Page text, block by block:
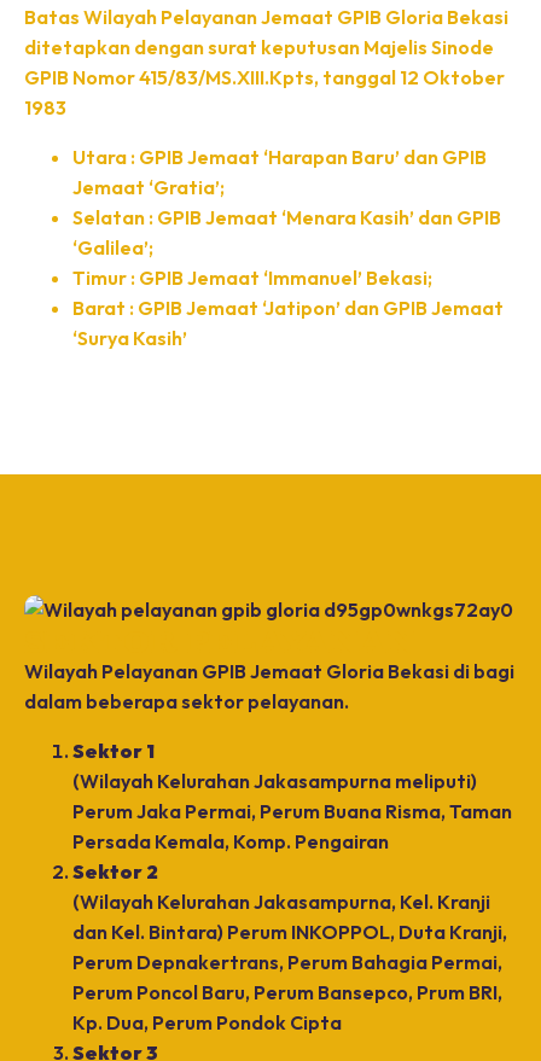
Batas Wilayah Pelayanan Jemaat GPIB Gloria Bekasi
ditetapkan dengan surat keputusan Majelis Sinode
GPIB Nomor 415/83/MS.XIII.Kpts, tanggal 12 Oktober
1983
Utara : GPIB Jemaat ‘Harapan Baru’ dan GPIB
Jemaat ‘Gratia’;
Selatan : GPIB Jemaat ‘Menara Kasih’ dan GPIB
‘Galilea’;
Timur : GPIB Jemaat ‘Immanuel’ Bekasi;
Barat : GPIB Jemaat ‘Jatipon’ dan GPIB Jemaat
‘Surya Kasih’
Wilayah Pelayanan GPIB Jemaat Gloria Bekasi di bagi
dalam beberapa sektor pelayanan.
Sektor 1
(Wilayah Kelurahan Jakasampurna meliputi)
Perum Jaka Permai, Perum Buana Risma, Taman
Persada Kemala, Komp. Pengairan
Sektor 2
(Wilayah Kelurahan Jakasampurna, Kel. Kranji
dan Kel. Bintara) Perum INKOPPOL, Duta Kranji,
Perum Depnakertrans, Perum Bahagia Permai,
Perum Poncol Baru, Perum Bansepco, Prum BRI,
Kp. Dua, Perum Pondok Cipta
Sektor 3